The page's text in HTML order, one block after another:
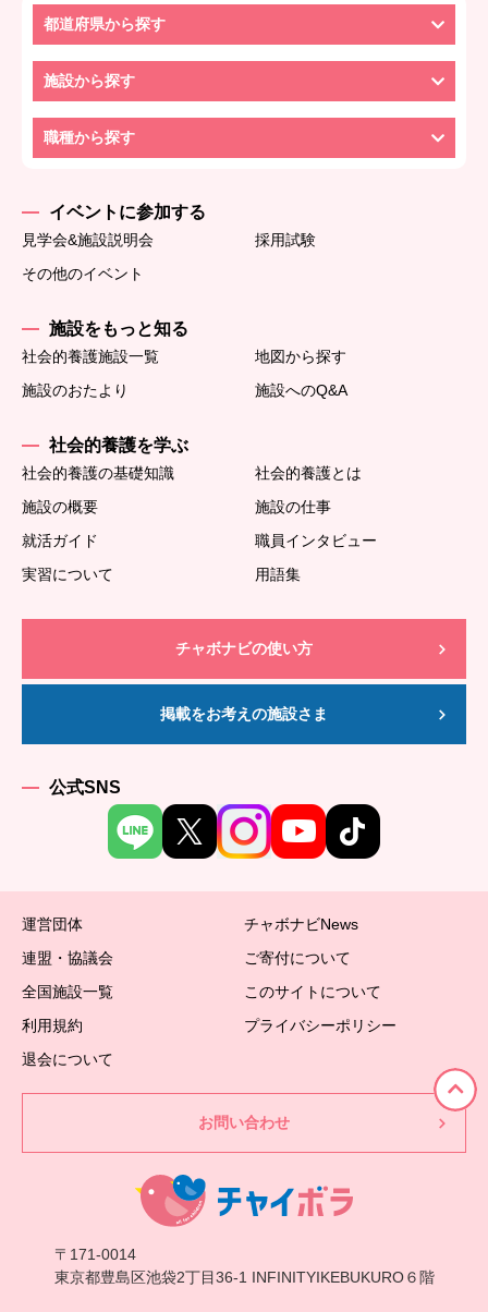
都道府県から探す
施設から探す
職種から探す
イベントに参加する
見学会&施設説明会
採用試験
その他のイベント
施設をもっと知る
社会的養護施設一覧
地図から探す
施設のおたより
施設へのQ&A
社会的養護を学ぶ
社会的養護の基礎知識
社会的養護とは
施設の概要
施設の仕事
就活ガイド
職員インタビュー
実習について
用語集
チャボナビの使い方
掲載をお考えの施設さま
公式SNS
運営団体
チャボナビNews
連盟・協議会
ご寄付について
全国施設一覧
このサイトについて
利用規約
プライバシーポリシー
退会について
お問い合わせ
〒171-0014
東京都豊島区池袋2丁目36-1 INFINITYIKEBUKURO６階